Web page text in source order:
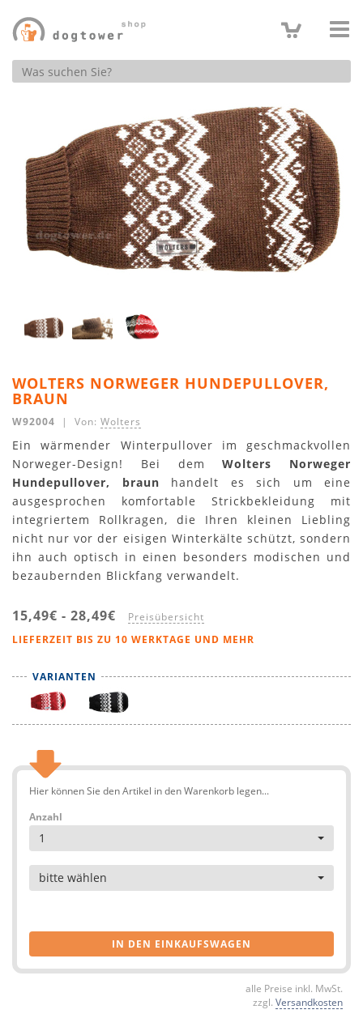
Produktsuche
WOLTERS NORWEGER HUNDEPULLOVER,
BRAUN
W92004 | Von: Wolters
Ein wärmender Winterpullover im geschmackvollen
Norweger-Design! Bei demWolters Norweger
Hundepullover, braun handelt es sich um eine
ausgesprochen komfortable Strickbekleidung mit
integriertem Rollkragen, die Ihren kleinen Liebling
nicht nur vor der eisigen Winterkälte schützt, sondern
ihn auch optisch in einen besonders modischen und
bezaubernden Blickfang verwandelt.
15,49€ - 28,49€ Preisübersicht
LIEFERZEIT BIS ZU 10 WERKTAGE UND MEHR
VARIANTEN
Hier können Sie den Artikel in den Warenkorb legen...
Anzahl
1
Artikel
bitte wählen
IN DEN EINKAUFSWAGEN
alle Preise inkl. MwSt.
zzgl. Versandkosten